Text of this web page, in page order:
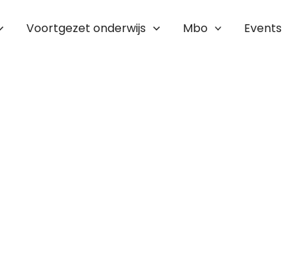
Voortgezet onderwijs Mbo Events